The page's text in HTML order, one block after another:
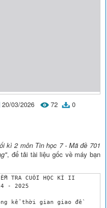
20/03/2026 72 0
kì 2 môn Tin học 7 - Mã đề 701
, để tải tài liệu gốc về máy bạn
TRA CUỐI HỌC KÌ II
- 2025
kể thời gian giao đề